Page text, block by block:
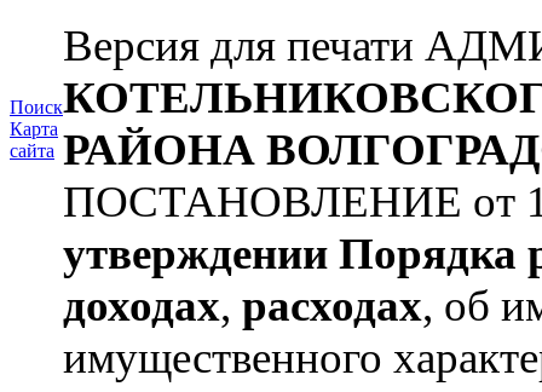
Поиск
Карта
сайта
Версия для печати
РАЙОНА
ПОСТАНОВЛЕНИЕ от
утверждении Порядка
доходах, расходах, об
имущественного